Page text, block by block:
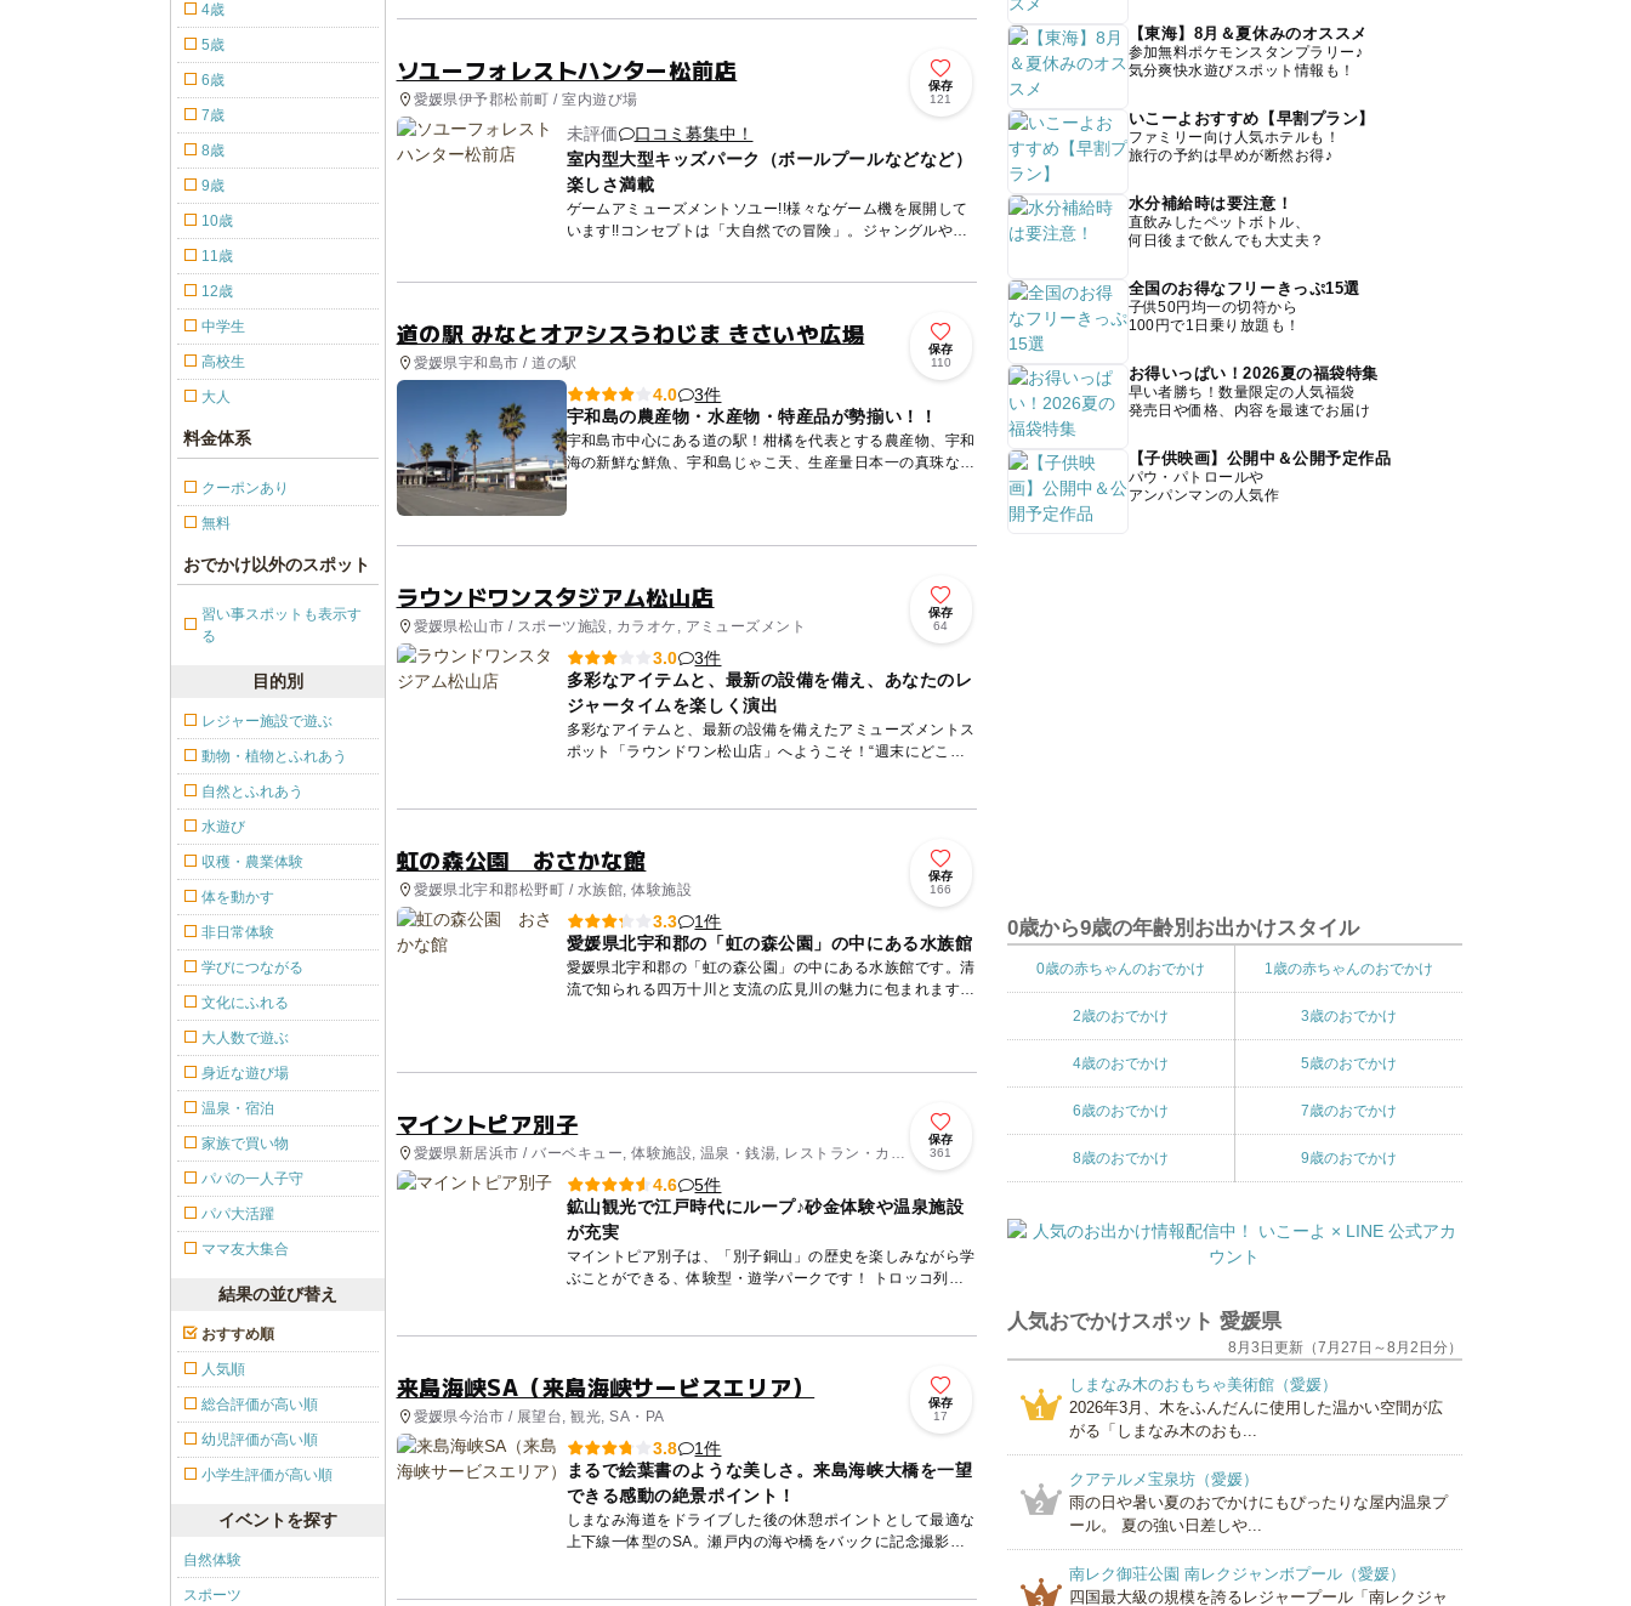
ソユーフォレストハンター松前店
愛媛県伊予郡松前町 / 室内遊び場
保存
121
未評価
口コミ募集中！
室内型大型キッズパーク（ボールプールなどなど）
楽しさ満載
ゲームアミューズメントソユー!!様々なゲーム機を展開して
います!!コンセプトは「大自然での冒険」。ジャングルや古
道の駅 みなとオアシスうわじま きさいや広場
愛媛県宇和島市 / 道の駅
保存
110
4.0
3件
宇和島の農産物・水産物・特産品が勢揃い！！
宇和島市中心にある道の駅！柑橘を代表とする農産物、宇和
海の新鮮な鮮魚、宇和島じゃこ天、生産量日本一の真珠など
宇和島の特産品が勢揃い！！フードコートでは郷土料理「宇
和島鯛めし」...
ラウンドワンスタジアム松山店
愛媛県松山市 / スポーツ施設, カラオケ, アミューズメント
保存
64
3.0
3件
多彩なアイテムと、最新の設備を備え、あなたのレ
ジャータイムを楽しく演出
多彩なアイテムと、最新の設備を備えたアミューズメントス
ポット「ラウンドワン松山店」へようこそ！“週末にどこへ
虹の森公園 おさかな館
愛媛県北宇和郡松野町 / 水族館, 体験施設
保存
166
3.3
1件
愛媛県北宇和郡の「虹の森公園」の中にある水族館
愛媛県北宇和郡の「虹の森公園」の中にある水族館です。清
流で知られる四万十川と支流の広見川の魅力に包まれます。
マイントピア別子
愛媛県新居浜市 / バーベキュー, 体験施設, 温泉・銭湯, レストラン・カフ
ェ, 道の駅
保存
361
4.6
5件
鉱山観光で江戸時代にループ♪砂金体験や温泉施設
が充実
マイントピア別子は、「別子銅山」の歴史を楽しみながら学
ぶことができる、体験型・遊学パークです！ トロッコ列車
来島海峡SA（来島海峡サービスエリア）
愛媛県今治市 / 展望台, 観光, SA・PA
保存
17
3.8
1件
まるで絵葉書のような美しさ。来島海峡大橋を一望
できる感動の絶景ポイント！
しまなみ海道をドライブした後の休憩ポイントとして最適な
上下線一体型のSA。瀬戸内の海や橋をバックに記念撮影が
4歳
5歳
6歳
7歳
8歳
9歳
10歳
11歳
12歳
中学生
高校生
大人
料金体系
クーポンあり
無料
おでかけ以外のスポット
習い事スポットも表示す
る
目的別
レジャー施設で遊ぶ
動物・植物とふれあう
自然とふれあう
水遊び
収穫・農業体験
体を動かす
非日常体験
学びにつながる
文化にふれる
大人数で遊ぶ
身近な遊び場
温泉・宿泊
家族で買い物
パパの一人子守
パパ大活躍
ママ友大集合
結果の並び替え
おすすめ順
人気順
総合評価が高い順
幼児評価が高い順
小学生評価が高い順
イベントを探す
自然体験
スポーツ
【東海】8月＆夏休みのオススメ
参加無料ポケモンスタンプラリー♪
気分爽快水遊びスポット情報も！
いこーよおすすめ【早割プラン】
ファミリー向け人気ホテルも！
旅行の予約は早めが断然お得♪
水分補給時は要注意！
直飲みしたペットボトル、
何日後まで飲んでも大丈夫？
全国のお得なフリーきっぷ15選
子供50円均一の切符から
100円で1日乗り放題も！
お得いっぱい！2026夏の福袋特集
早い者勝ち！数量限定の人気福袋
発売日や価格、内容を最速でお届け
【子供映画】公開中＆公開予定作品
パウ・パトロールや
アンパンマンの人気作
0歳から9歳の年齢別お出かけスタイル
0歳の赤ちゃんのおでかけ 1歳の赤ちゃんのおでかけ
2歳のおでかけ 3歳のおでかけ
4歳のおでかけ 5歳のおでかけ
6歳のおでかけ 7歳のおでかけ
8歳のおでかけ 9歳のおでかけ
人気おでかけスポット 愛媛県
8月3日更新（7月27日～8月2日分）
1
しまなみ木のおもちゃ美術館（愛媛）
2026年3月、木をふんだんに使用した温かい空間が広
がる「しまなみ木のおも...
2
クアテルメ宝泉坊（愛媛）
雨の日や暑い夏のおでかけにもぴったりな屋内温泉プ
ール。 夏の強い日差しや...
3
南レク御荘公園 南レクジャンボプール（愛媛）
四国最大級の規模を誇るレジャープール「南レクジャ